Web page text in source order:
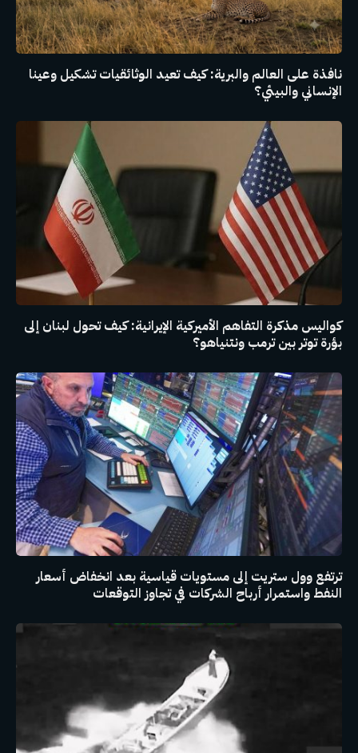
نافذة على العالم والبرية: كيف تعيد الوثائقيات تشكيل وعينا
الإنساني والبيئي؟
كواليس مذكرة التفاهم الأميركية الإيرانية: كيف تحول لبنان إلى
بؤرة توتر بين ترمب ونتنياهو؟
ترتفع وول ستريت إلى مستويات قياسية بعد انخفاض أسعار
النفط واستمرار أرباح الشركات في تجاوز التوقعات